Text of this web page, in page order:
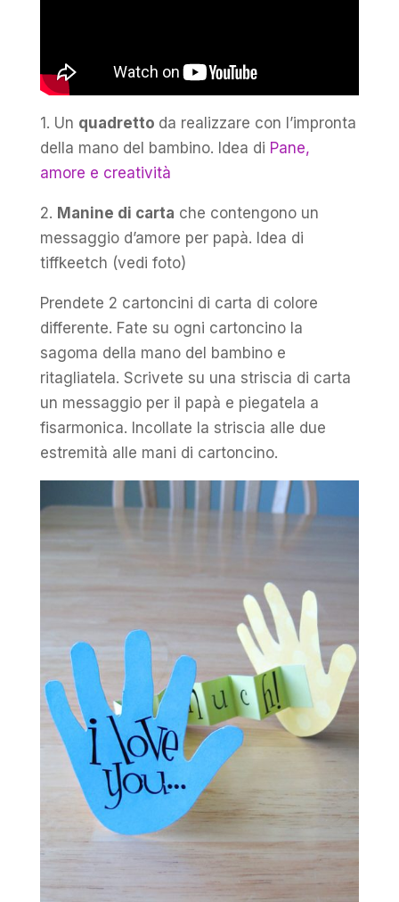
1. Un quadretto da realizzare con l’impronta
della mano del bambino. Idea di Pane,
amore e creatività
2. Manine di carta che contengono un
messaggio d’amore per papà. Idea di
tiffkeetch (vedi foto)
Prendete 2 cartoncini di carta di colore
differente. Fate su ogni cartoncino la
sagoma della mano del bambino e
ritagliatela. Scrivete su una striscia di carta
un messaggio per il papà e piegatela a
fisarmonica. Incollate la striscia alle due
estremità alle mani di cartoncino.